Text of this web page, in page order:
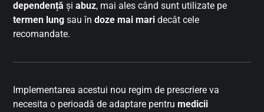
dependență șiabuz, mai ales când sunt utilizate pe
termen lung sau îndoze mai mari decât cele
recomandate.
Implementarea acestui nou regim de prescriere va
necesita o perioadă de adaptare pentrumedicii